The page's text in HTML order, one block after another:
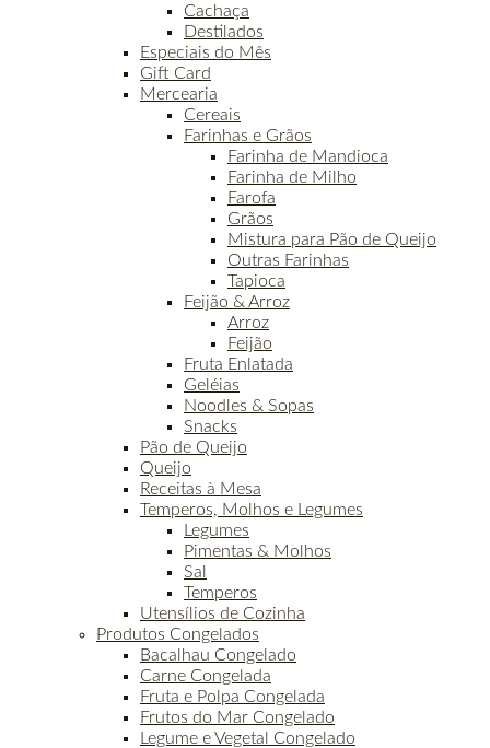
Cachaça
Destilados
Especiais do Mês
Gift Card
Mercearia
Cereais
Farinhas e Grãos
Farinha de Mandioca
Farinha de Milho
Farofa
Grãos
Mistura para Pão de Queijo
Outras Farinhas
Tapioca
Feijão & Arroz
Arroz
Feijão
Fruta Enlatada
Geléias
Noodles & Sopas
Snacks
Pão de Queijo
Queijo
Receitas à Mesa
Temperos, Molhos e Legumes
Legumes
Pimentas & Molhos
Sal
Temperos
Utensílios de Cozinha
Produtos Congelados
Bacalhau Congelado
Carne Congelada
Fruta e Polpa Congelada
Frutos do Mar Congelado
Legume e Vegetal Congelado